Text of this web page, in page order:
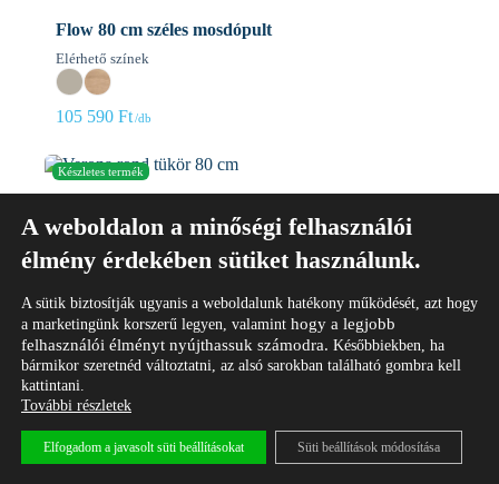
Flow 80 cm széles mosdópult
Elérhető színek
105 590 Ft
A weboldalon a minőségi felhasználói
élmény érdekében sütiket használunk.
A sütik biztosítják ugyanis a weboldalunk hatékony működését, azt hogy
a marketingünk korszerű legyen, valamint hogy a legjobb
felhasználói élményt nyújthassuk számodra. Későbbiekben, ha
bármikor szeretnéd változtatni, az alsó sarokban található gombra kell
kattintani.
További részletek
Elfogadom a javasolt süti beállításokat Süti beállítások módosítása